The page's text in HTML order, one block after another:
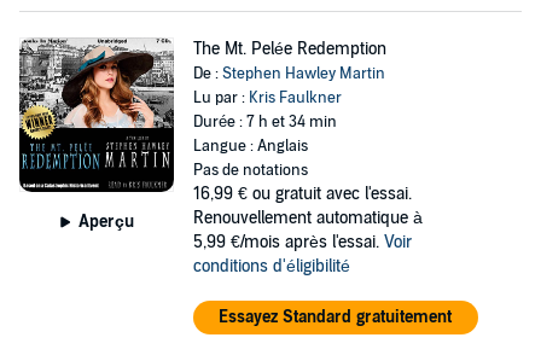
Aperçu
The Mt. Pelée Redemption
De :Stephen Hawley Martin
Lu par : Kris Faulkner
Durée : 7 h et 34 min
Langue : Anglais
Pas de notations
16,99 € ou gratuit avec l'essai.
Renouvellement automatique à
5,99 €/mois après l'essai. Voir
conditions d'éligibilité
Essayez Standard gratuitement